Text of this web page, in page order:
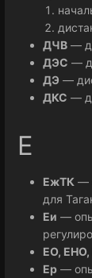
ДЧВ —
ДЭС —
ДЭ —
ДКС —
Е
ЕжТК —
для
Еи —
ЕО,
Ер —